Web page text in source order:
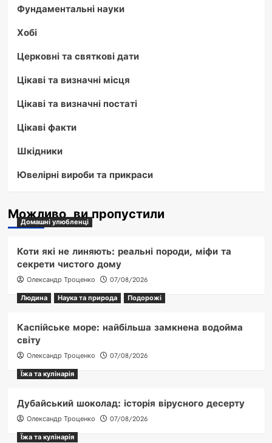
Фундаментальні науки
Хобі
Церковні та святкові дати
Цікаві та визначні місця
Цікаві та визначні постаті
Цікаві факти
Шкідники
Ювелірні вироби та прикраси
Можливо, ви пропустили
Домашні улюбленці
Коти які не линяють: реальні породи, міфи та
секрети чистого дому
Олександр Троценко
07/08/2026
Людина
Наука та природа Подорожі
Каспійське море: найбільша замкнена водойма
світу
Олександр Троценко
07/08/2026
Їжа та кулінарія
Дубайський шоколад: історія вірусного десерту
Олександр Троценко
07/08/2026
Їжа та кулінарія